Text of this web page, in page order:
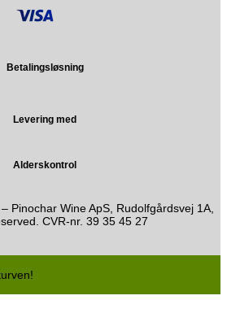
Betalingsløsning
Levering med
Alderskontrol
Pinochar Wine ApS, Rudolfgårdsvej 1A,
CVR-nr. 39 35 45 27